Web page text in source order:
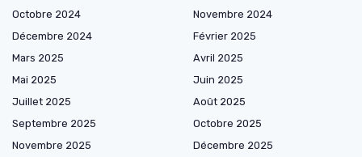
Octobre 2024
Novembre 2024
Décembre 2024
Février 2025
Mars 2025
Avril 2025
Mai 2025
Juin 2025
Juillet 2025
Août 2025
Septembre 2025
Octobre 2025
Novembre 2025
Décembre 2025